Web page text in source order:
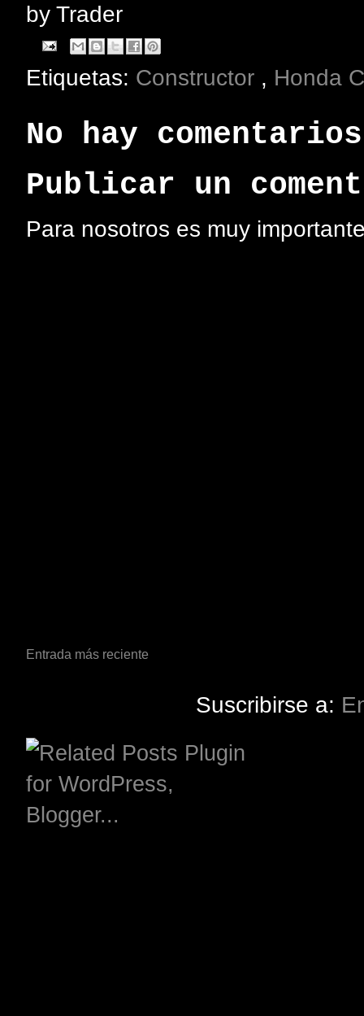
by Trader
Etiquetas: Constructor , Honda
No hay
Publicar un
Para nosotros es muy
Entrada más reciente
Suscribirse a: